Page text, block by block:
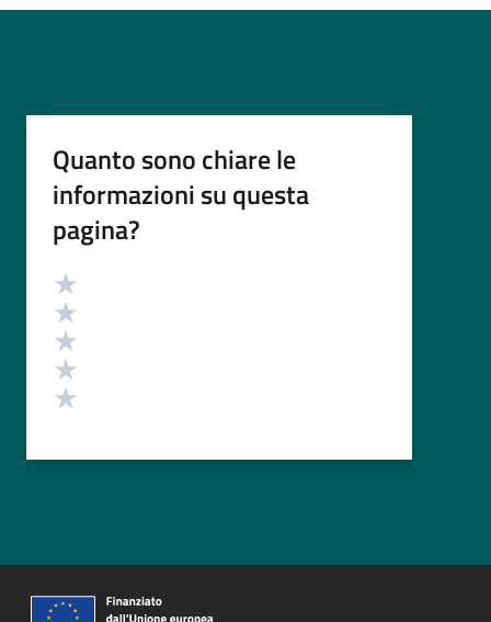
Quanto sono chiare le
informazioni su questa
pagina?
Valutazione